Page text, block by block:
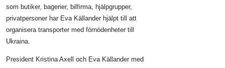
som butiker, bagerier, bilfirma, hjälpgrupper,
privatpersoner har Eva Källander hjälpt till att
organisera transporter med förnödenheter till
Ukraina.
President Kristina Axell och Eva Källander med